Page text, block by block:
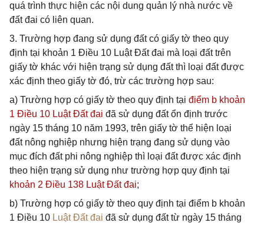
quá trình thực hiện các nội dung quản lý nhà nước về
đất đai có liên quan.
3. Trường hợp đang sử dụng đất có giấy tờ theo quy
định tại khoản 1 Điều 10 Luật Đất đai mà loại đất trên
giấy tờ khác với hiện trạng sử dụng đất thì loại đất được
xác định theo giấy tờ đó, trừ các trường hợp sau:
a) Trường hợp có giấy tờ theo quy định tại điểm b khoản
1 Điều 10 Luật Đất đai đã sử dụng đất ổn định trước
ngày 15 tháng 10 năm 1993, trên giấy tờ thể hiện loại
đất nông nghiệp nhưng hiện trạng đang sử dụng vào
mục đích đất phi nông nghiệp thì loại đất được xác định
theo hiện trạng sử dụng như trường hợp quy định tại
khoản 2 Điều 138 Luật Đất đai;
b) Trường hợp có giấy tờ theo quy định tại điểm b khoản
1 Điều 10 Luật Đất đai đã sử dụng đất từ ngày 15 tháng